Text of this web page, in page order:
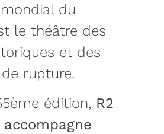
du
le théâtre des
et des
rupture.
édition, R2